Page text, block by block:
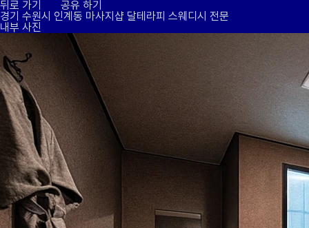
뒤로 가기
공유 하기
경기 수원시 인계동 마사지샵 달테라피 스웨디시 전문
내부 사진